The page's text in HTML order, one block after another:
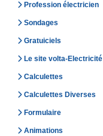
Profession électricien
Sondages
Gratuiciels
Le site volta-Electricité
Calculettes
Calculettes Diverses
Formulaire
Animations